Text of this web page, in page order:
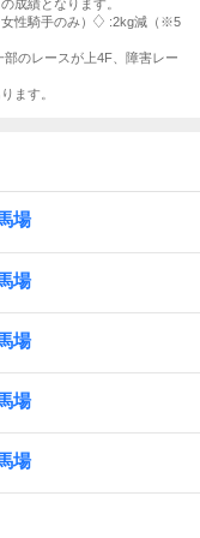
成績となります。
性騎手のみ）
:2kg減（※5
のレースが上4F、障害レー
ます。
場
場
場
場
場